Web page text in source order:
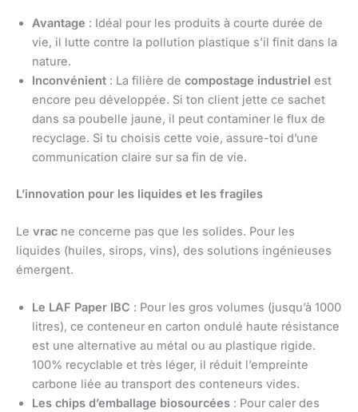
Avantage : Idéal pour les produits à courte durée de
vie, il lutte contre la pollution plastique s’il finit dans la
nature.
Inconvénient : La filière de compostage industriel est
encore peu développée. Si ton client jette ce sachet
dans sa poubelle jaune, il peut contaminer le flux de
recyclage. Si tu choisis cette voie, assure-toi d’une
communication claire sur sa fin de vie.
L’innovation pour les liquides et les fragiles
Le vrac ne concerne pas que les solides. Pour les
liquides (huiles, sirops, vins), des solutions ingénieuses
émergent.
Le LAF Paper IBC : Pour les gros volumes (jusqu’à 1000
litres), ce conteneur en carton ondulé haute résistance
est une alternative au métal ou au plastique rigide.
100% recyclable et très léger, il réduit l’empreinte
carbone liée au transport des conteneurs vides.
Les chips d’emballage biosourcées : Pour caler des